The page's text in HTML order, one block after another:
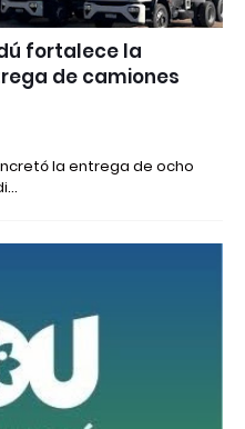
fortalece la
de camiones
la entrega de ocho